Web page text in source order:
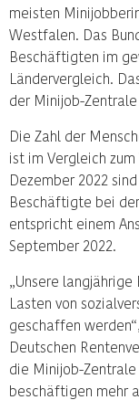
meisten
Westfalen. Das
Beschäftigten im
Ländervergleich.
der Minijob-Zentrale
Die Zahl der
ist im Vergleich
Dezember 2022
Beschäftigte bei
entspricht einem
September 2022.
„Unsere
Lasten von
geschaffen
Deutschen
die Minijob-
beschäftigen mehr